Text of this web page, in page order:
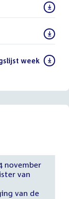
week
november
van
van de